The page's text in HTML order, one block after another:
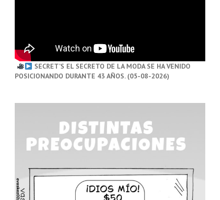
SECRET’S EL SECRETO DE LA MODA SE HA VENIDO
POSICIONANDO DURANTE 43 AÑOS. (05-08-2026)